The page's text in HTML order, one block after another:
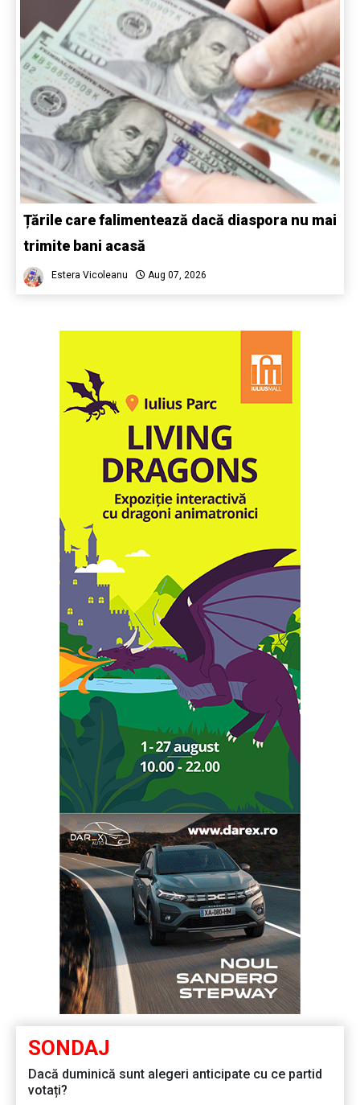
Țările care falimentează dacă diaspora nu mai
trimite bani acasă
Estera Vicoleanu Aug 07, 2026
SONDAJ
Dacă duminică sunt alegeri anticipate cu ce partid
votați?